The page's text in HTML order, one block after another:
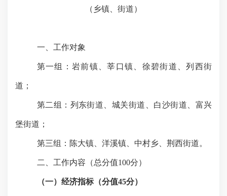
（乡镇、街道）
一、工作对象
第一组：岩前镇、莘口镇、徐碧街道、列西街
道；
第二组：列东街道、城关街道、白沙街道、富兴
堡街道；
第三组：陈大镇、洋溪镇、中村乡、荆西街道。
二、工作内容（总分值100分）
（一）经济指标（分值45分）